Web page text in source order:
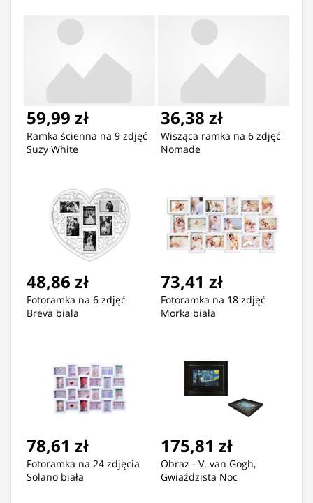
59,99 zł
Ramka ścienna na 9 zdjęć
Suzy White
36,38 zł
Wisząca ramka na 6 zdjęć
Nomade
48,86 zł
Fotoramka na 6 zdjęć
Breva biała
73,41 zł
Fotoramka na 18 zdjęć
Morka biała
78,61 zł
Fotoramka na 24 zdjęcia
Solano biała
175,81 zł
Obraz - V. van Gogh,
Gwiaździsta Noc